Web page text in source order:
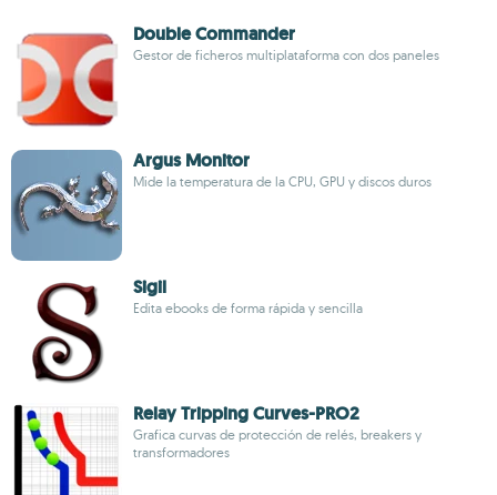
Double Commander
Gestor de ficheros multiplataforma con dos paneles
Argus Monitor
Mide la temperatura de la CPU, GPU y discos duros
Sigil
Edita ebooks de forma rápida y sencilla
Relay Tripping Curves-PRO2
Grafica curvas de protección de relés, breakers y
transformadores